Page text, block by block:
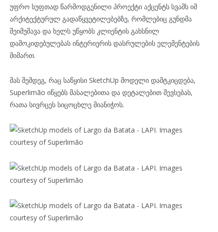
უფრო სუფთად წარმოდგენილი პროექტი აქცენტს სვამს იმ
არქიტექტურულ გადაწყვეტილებებზე, რომლებიც გუნდმა
შეიმუშავა და ხელს უწყობს კლიენტის გახსნილ
დამოკიდებულებას ინტერიერის დასრულების ელემენტების
მიმართ.
მას შემდეგ, რაც საწყისი SketchUp მოდელი დამტკიცდება,
Superlimão იწყებს მასალებითა და დეტალებით შევსებას,
რათა სივრცეს სიცოცხლე მიანიჭოს.